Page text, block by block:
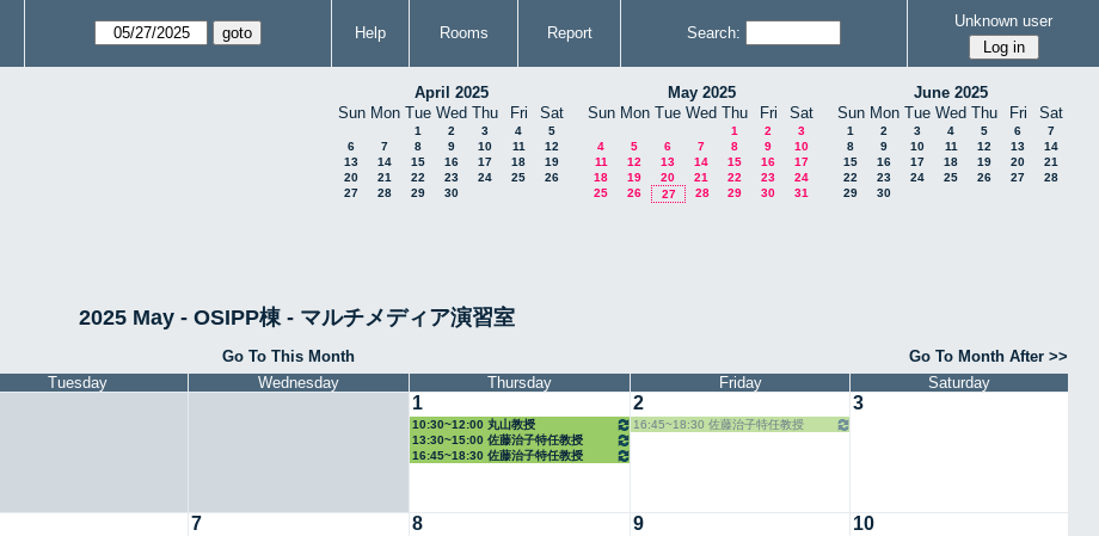
Help Rooms Report Search:
Unknown user
April 2025
Sun Mon Tue Wed Thu Fri Sat
1 2 3 4
5
6
7 8 9 10 11
12
13
14 15 16 17 18
19
20
21 22 23 24 25
26
27
28 29 30
May 2025
Sun Mon Tue Wed Thu Fri Sat
1 2
3
4
5 6 7 8 9
10
11
12 13 14 15 16
17
18
19 20 21 22 23
24
25
26 27 28 29 30 31
June 2025
Sun Mon Tue Wed Thu Fri Sat
1 2 3 4 5 6
7
8
9 10 11 12 13
14
15
16 17 18 19 20
21
22
23 24 25 26 27
28
29
30
2025 May - OSIPP棟 - マルチメディア演習室
Go To This Month
Go To Month After >>
Tuesday Wednesday Thursday Friday Saturday
1
10:30~12:00 丸山教授
13:30~15:00 佐藤治子特任教授
16:45~18:30 佐藤治子特任教授
2
16:45~18:30 佐藤治子特任教授
3
7 8 9 10